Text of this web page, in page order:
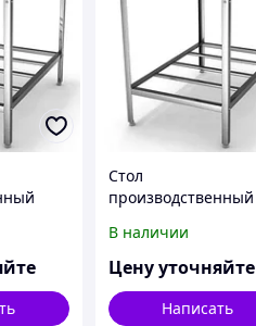
Стол
производственный
без полки ASKitchen
ASKO-5/7Б
В наличии
Цену уточняйте
Написать